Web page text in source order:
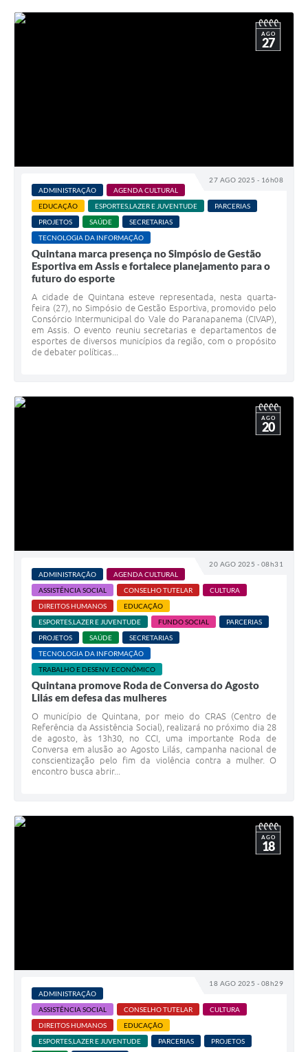
27 AGO 2025 - 16h08
AGO
27
ADMINISTRAÇÃO
AGENDA CULTURAL
EDUCAÇÃO
ESPORTES,LAZER E JUVENTUDE
PARCERIAS
PROJETOS
SAÚDE
SECRETARIAS
TECNOLOGIA DA INFORMAÇÃO
Quintana marca presença no Simpósio de Gestão
Esportiva em Assis e fortalece planejamento para o
futuro do esporte
A cidade de Quintana esteve representada, nesta quarta-
feira (27), no Simpósio de Gestão Esportiva, promovido pelo
Consórcio Intermunicipal do Vale do Paranapanema (CIVAP),
em Assis. O evento reuniu secretarias e departamentos de
esportes de diversos municípios da região, com o propósito
de debater políticas...
20 AGO 2025 - 08h31
AGO
20
ADMINISTRAÇÃO
AGENDA CULTURAL
ASSISTÊNCIA SOCIAL
CONSELHO TUTELAR
CULTURA
DIREITOS HUMANOS
EDUCAÇÃO
ESPORTES,LAZER E JUVENTUDE
FUNDO SOCIAL
PARCERIAS
PROJETOS
SAÚDE
SECRETARIAS
TECNOLOGIA DA INFORMAÇÃO
TRABALHO E DESENV. ECONÔMICO
Quintana promove Roda de Conversa do Agosto
Lilás em defesa das mulheres
O município de Quintana, por meio do CRAS (Centro de
Referência da Assistência Social), realizará no próximo dia 28
de agosto, às 13h30, no CCI, uma importante Roda de
Conversa em alusão ao Agosto Lilás, campanha nacional de
conscientização pelo fim da violência contra a mulher. O
encontro busca abrir...
18 AGO 2025 - 08h29
AGO
18
ADMINISTRAÇÃO
ASSISTÊNCIA SOCIAL
CONSELHO TUTELAR
CULTURA
DIREITOS HUMANOS
EDUCAÇÃO
ESPORTES,LAZER E JUVENTUDE
PARCERIAS
PROJETOS